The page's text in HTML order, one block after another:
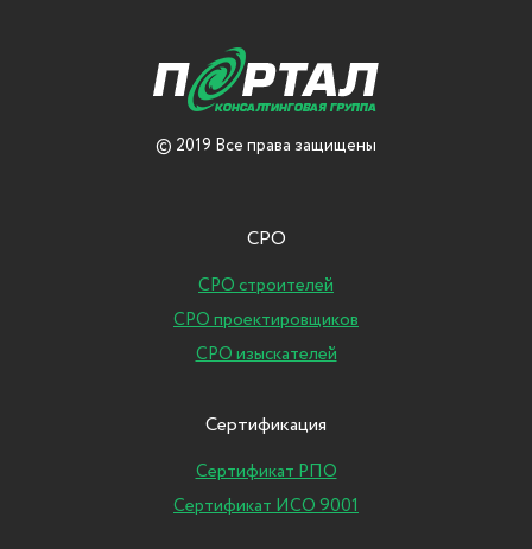
© 2019 Все права защищены
СРО
СРО строителей
СРО проектировщиков
СРО изыскателей
Сертификация
Сертификат РПО
Сертификат ИСО 9001